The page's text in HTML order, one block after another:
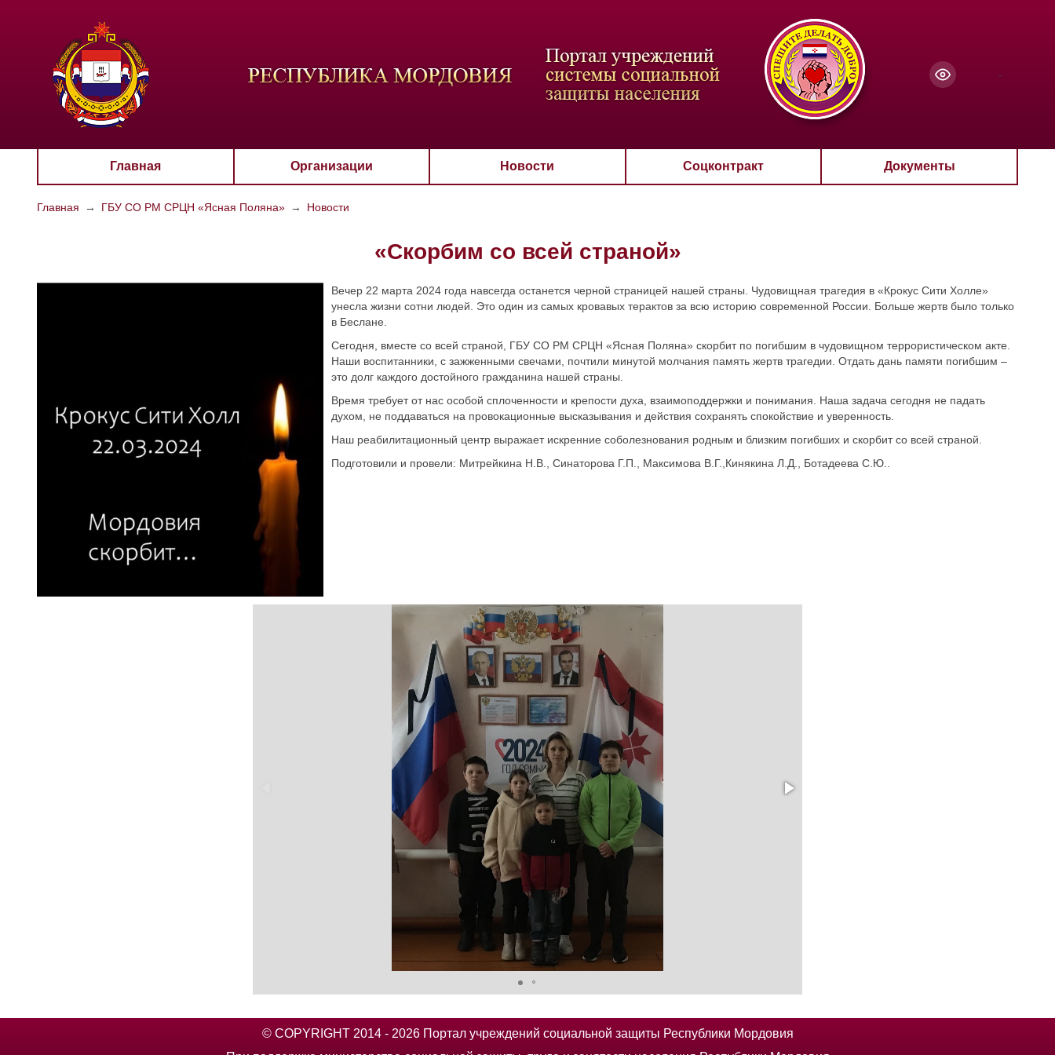
Скрыть Ч/б
-
Главная Организации Новости Соцконтракт Документы
Главная → ГБУ СО РМ СРЦН «Ясная Поляна» → Новости
«Скорбим со всей страной»
Вечер 22 марта 2024 года навсегда останется черной страницей нашей страны. Чудовищная трагедия в «Крокус Сити Холле»
унесла жизни сотни людей. Это один из самых кровавых терактов за всю историю современной России. Больше жертв было только
в Беслане.
Сегодня, вместе со всей страной, ГБУ СО РМ СРЦН «Ясная Поляна» скорбит по погибшим в чудовищном террористическом акте.
Наши воспитанники, с зажженными свечами, почтили минутой молчания память жертв трагедии. Отдать дань памяти погибшим –
это долг каждого достойного гражданина нашей страны.
Время требует от нас особой сплоченности и крепости духа, взаимоподдержки и понимания. Наша задача сегодня не падать
духом, не поддаваться на провокационные высказывания и действия сохранять спокойствие и уверенность.
Наш реабилитационный центр выражает искренние соболезнования родным и близким погибших и скорбит со всей страной.
Подготовили и провели: Митрейкина Н.В., Синаторова Г.П., Максимова В.Г.,Кинякина Л.Д., Ботадеева С.Ю..
© COPYRIGHT 2014 - 2026 Портал учреждений социальной защиты Республики Мордовия